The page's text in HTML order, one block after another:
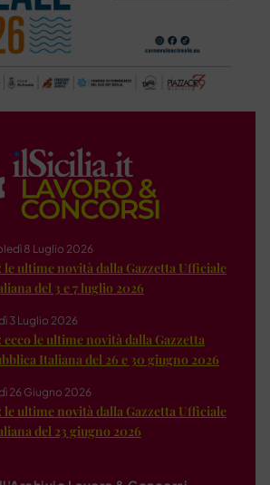
8 Luglio 2026
le ultime novità dalla Gazzetta Ufficiale
del 3 e 7 luglio 2026
3 Luglio 2026
le ultime novità dalla Gazzetta
Italiana del 26 e 30 giugno 2026
26 Giugno 2026
le ultime novità dalla Gazzetta Ufficiale
del 23 giugno 2026